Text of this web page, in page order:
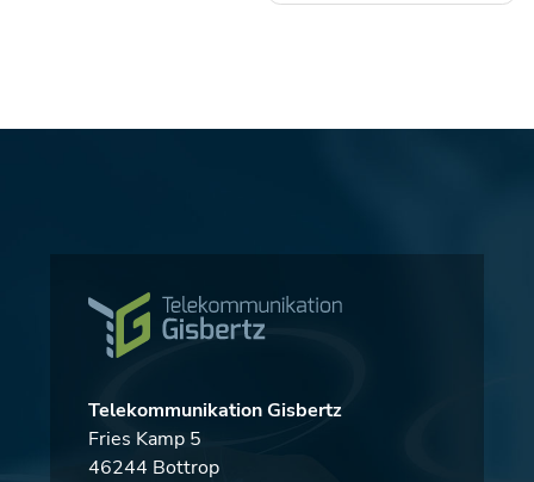
Telekommunikation Gisbertz
Fries Kamp 5
46244 Bottrop